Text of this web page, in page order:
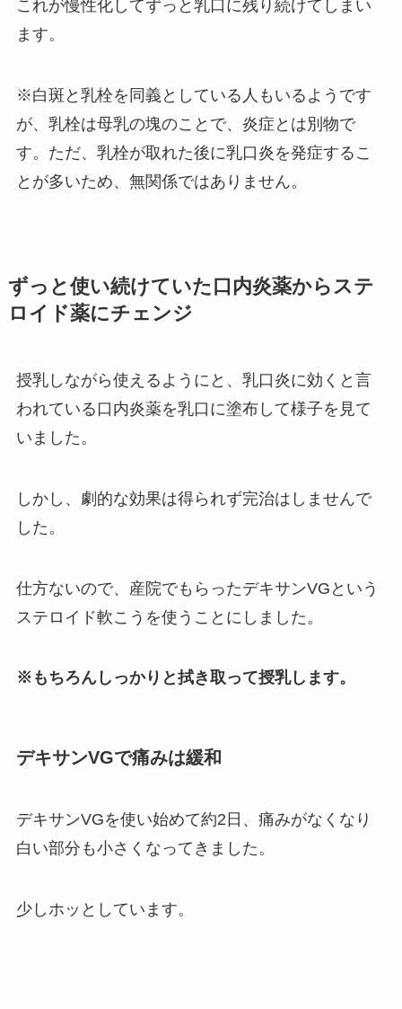
これが慢性化してずっと乳口に残り続けてしまい
ます。
※白斑と乳栓を同義としている人もいるようです
が、乳栓は母乳の塊のことで、炎症とは別物で
す。ただ、乳栓が取れた後に乳口炎を発症するこ
とが多いため、無関係ではありません。
ずっと使い続けていた口内炎薬からステ
ロイド薬にチェンジ
授乳しながら使えるようにと、乳口炎に効くと言
われている口内炎薬を乳口に塗布して様子を見て
いました。
しかし、劇的な効果は得られず完治はしませんで
した。
仕方ないので、産院でもらったデキサンVGという
ステロイド軟こうを使うことにしました。
※もちろんしっかりと拭き取って授乳します。
デキサンVGで痛みは緩和
デキサンVGを使い始めて約2日、痛みがなくなり
白い部分も小さくなってきました。
少しホッとしています。